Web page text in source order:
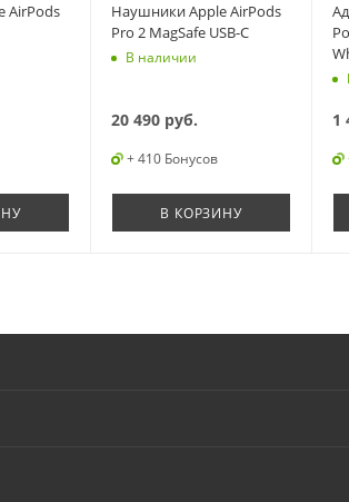
AirPods
Наушники Apple AirPods
Pro 2 MagSafe USB-C
В наличии
20 490 руб.
+ 410 Бонусов
В КОРЗИНУ
1